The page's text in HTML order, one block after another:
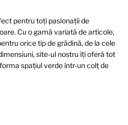
pentru toți pasionații de
Cu o gamă variată de articole,
orice tip de grădină, de la cele
site-ul nostru îți oferă tot
spațiul verde într-un colț de